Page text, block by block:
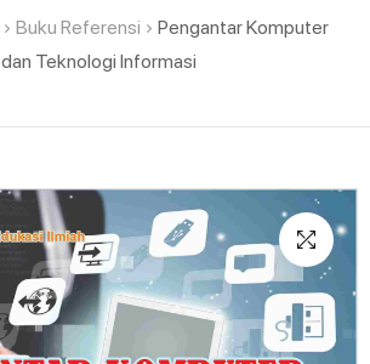
Buku Referensi
Pengantar Komputer
dan Teknologi Informasi